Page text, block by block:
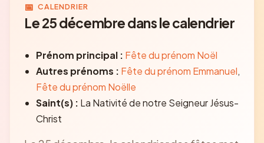
📅 CALENDRIER
Le 25 décembre dans le calendrier
Prénom principal : Fête du prénom Noël
Autres prénoms : Fête du prénom Emmanuel,
Fête du prénom Noëlle
Saint(s) : La Nativité de notre Seigneur Jésus-
Christ